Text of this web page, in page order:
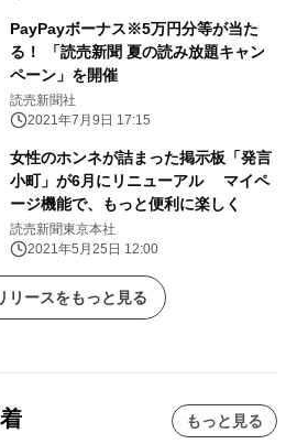
PayPayボーナス※5万円分等が当た
る！ 「読売新聞 夏の読み放題キャン
ペーン」を開催
読売新聞社
2021年7月9日 17:15
女性のホンネが詰まった掲示板「発言
小町」が6月にリニューアル マイペ
ージ機能で、もっと便利に楽しく
読売新聞東京本社
2021年5月25日 12:00
リースをもっと見る
もっと見る